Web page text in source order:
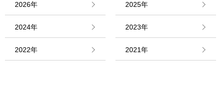
刊行物
情報館
2026年 2025年
2024年 2023年
2022年 2021年